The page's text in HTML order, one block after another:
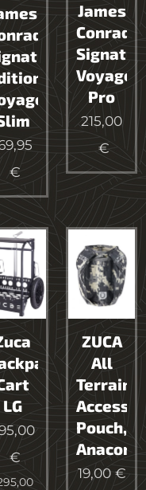
€
James
Conrad
Voyager
Pro
215,00
€
LG
€
ZUCA
All
Terrain,
Pouch,
19,00€